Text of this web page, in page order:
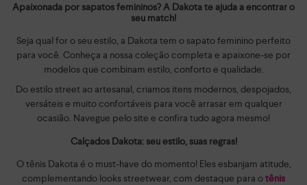
Apaixonada por sapatos femininos? A Dakota te ajuda a encontrar o
seu match!
Seja qual for o seu estilo, a Dakota tem o sapato feminino perfeito
para você. Conheça a nossa coleção completa e apaixone-se por
modelos que combinam estilo, conforto e qualidade.
Do estilo street ao artesanal, criamos itens modernos, despojados,
versáteis e muito confortáveis para você arrasar em qualquer
ocasião. Navegue pelo site e confira tudo agora mesmo!
Calçados Dakota: seu estilo, suas regras!
O tênis Dakota é o must-have do momento! Eles esbanjam atitude,
complementando looks streetwear, com destaque para otênis